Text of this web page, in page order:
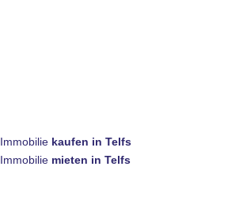
Immobilie kaufen in Telfs
Immobilie mieten in Telfs